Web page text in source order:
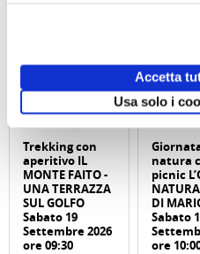
Accetta
Usa solo i
Trekking con
aperitivo IL
MONTE FAITO -
UNA TERRAZZA
SUL GOLFO
Sabato 19
Settembre 2026
ore 09:30
natura
picnic
DI
Sabato
ore